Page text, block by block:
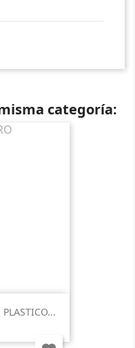
categoría: